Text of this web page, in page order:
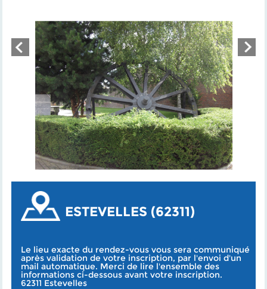
ESTEVELLES (62311)
Le lieu exacte du rendez-vous vous sera communiqué
après validation de votre inscription, par l'envoi d'un
mail automatique. Merci de lire l'ensemble des
informations ci-dessous avant votre inscription.
62311 Estevelles